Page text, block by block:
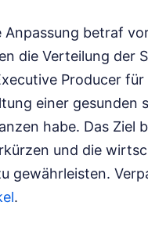
Anpassung betraf
die Verteilung der
Producer
einer gesunden
habe. Das Ziel
und die
gewährleisten.
.